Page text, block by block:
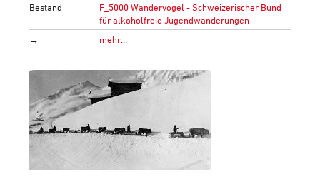
Bestand
F_5000 Wandervogel - Schweizerischer Bund
für alkoholfreie Jugendwanderungen
→
mehr…